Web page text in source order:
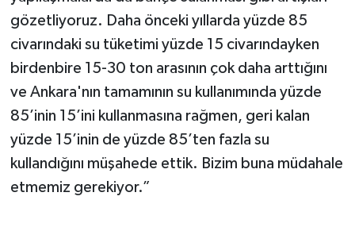
gözetliyoruz. Daha önceki yıllarda yüzde 85
civarındaki su tüketimi yüzde 15 civarındayken
birdenbire 15-30 ton arasının çok daha arttığını
ve Ankara'nın tamamının su kullanımında yüzde
85’inin 15’ini kullanmasına rağmen, geri kalan
yüzde 15’inin de yüzde 85’ten fazla su
kullandığını müşahede ettik. Bizim buna müdahale
etmemiz gerekiyor.”